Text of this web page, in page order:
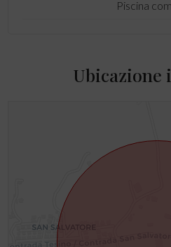
Piscina
Ubicazione